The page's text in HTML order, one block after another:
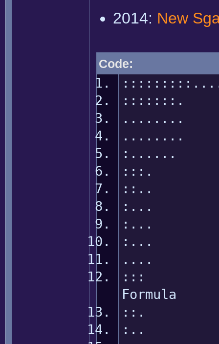
2014: New
Code:
:::::::.
........
........
:......
:::.
::.. ida
:...
:...
:...
....
:::
Formula
::.
:..